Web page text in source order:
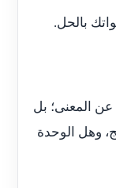
بالحل.
عن المعنى؛ بل
وهل الوحدة